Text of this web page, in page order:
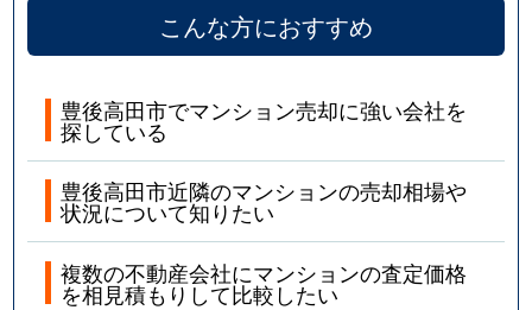
こんな方におすすめ
豊後高田市でマンション売却に強い会社を
探している
豊後高田市近隣のマンションの売却相場や
状況について知りたい
複数の不動産会社にマンションの査定価格
を相見積もりして比較したい